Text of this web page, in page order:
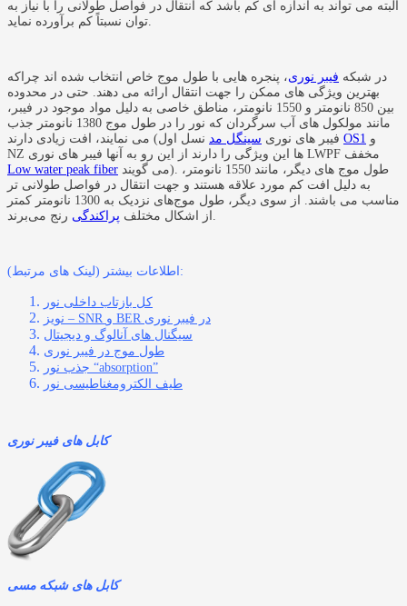
البته می تواند به اندازه ای کم باشد که انتقال در فواصل طولانی را با نیاز به
توان نسبتاً کم برآورده نماید.
در شبکه فیبر نوری،‌ پنجره هایی با طول موج خاص انتخاب شده اند چراکه
بهترین ویژگی های ممکن را جهت انتقال ارائه می دهند. حتی در محدوده
بین 850 نانومتر و 1550 نانومتر، مناطق خاصی به دلیل مواد موجود در فیبر،
مانند مولکول های آب سرگردان که نور را در طول موج 1380 نانومتر جذب
می نمایند، افت زیادی دارند (فیبر های نوری سینگل مد OS1
NZ ها این ویژگی را دارند از این رو به آنها فیبر های نوری LWPF مخفف
Low water peak fiber
به دلیل افت کم مورد علاقه هستند و جهت انتقال در فواصل طولانی تر
مناسب می باشند. از سوی دیگر، طول موج‌های نزدیک به 1300 نانومتر کمتر
از اشکال مختلف پراکندگی رنج می‌برند.
اطلاعات بیشتر (لینک های مرتبط):
کل بازتاب داخلی نور
نویز – SNR و BER در فیبر نوری
سیگنال های آنالوگ و دیجیتال
طول موج در فیبر نوری
جذب نور “absorption”
طیف الکترومغناطیسی نور
کابل های فیبر نوری
کابل های شبکه مسی